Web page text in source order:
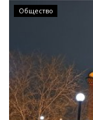
ПАВЛОДАРСКАЯ
КАЗАХСТАН
МИР
СПЕЦПРОЕКТЫ
Общество